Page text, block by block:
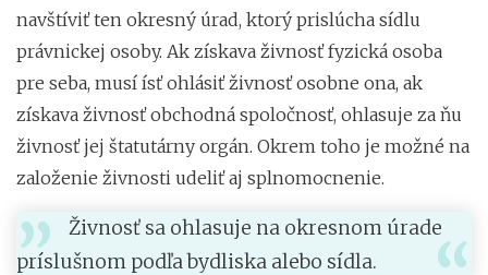
navštíviť ten okresný úrad, ktorý prislúcha sídlu
právnickej osoby. Ak získava živnosť fyzická osoba
pre seba, musí ísť ohlásiť živnosť osobne ona, ak
získava živnosť obchodná spoločnosť, ohlasuje za ňu
živnosť jej štatutárny orgán. Okrem toho je možné na
založenie živnosti udeliť aj splnomocnenie.
Živnosť sa ohlasuje na okresnom úrade
príslušnom podľa bydliska alebo sídla.